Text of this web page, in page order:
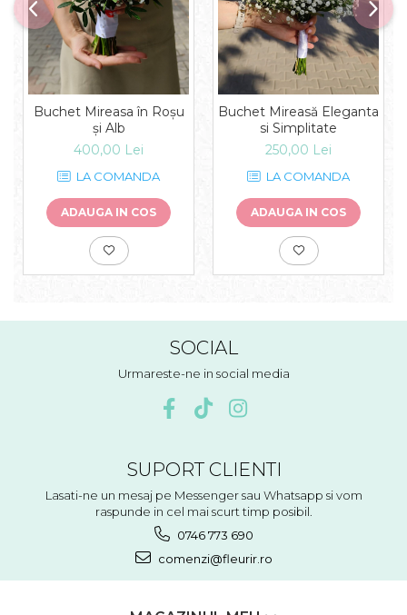
Buchet Mireasa în Roșu
și Alb
400,00 Lei
LA COMANDA
ADAUGA IN COS
Buchet Mireasă Eleganta
si Simplitate
250,00 Lei
LA COMANDA
ADAUGA IN COS
SOCIAL
Urmareste-ne in social media
SUPORT CLIENTI
Lasati-ne un mesaj pe Messenger sau Whatsapp si vom
raspunde in cel mai scurt timp posibil.
0746 773 690
comenzi@fleurir.ro